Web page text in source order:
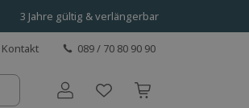
3 Jahre gültig & verlängerbar
Kontakt 089 / 70 80 90 90
Benutzerkonto